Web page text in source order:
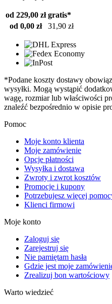
od 229,00 zł gratis*
od 0,00 zł
31,90 zł
*Podane koszty dostawy
wysyłki. Mogą wystąpić
wagę, rozmiar lub właściwości
znaleźć bezpośrednio w opisie
Pomoc
Moje konto klienta
Moje zamówienie
Opcje płatności
Wysyłka i dostawa
Zwroty i zwrot kosztów
Promocje i kupony
Potrzebujesz więcej
Klienci firmowi
Moje konto
Zaloguj się
Zarejestruj się
Nie pamiętam hasła
Gdzie jest moje
Zrealizuj bon wartościowy
Warto wiedzieć